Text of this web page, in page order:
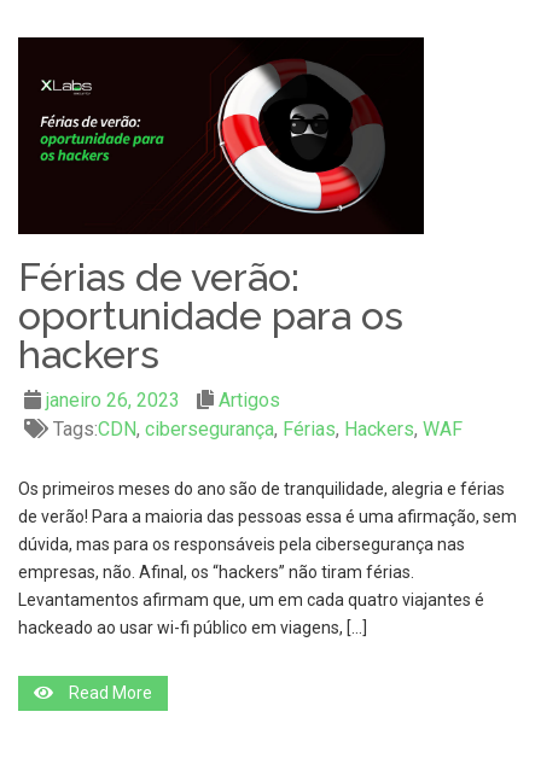
Férias de verão:
oportunidade para os
hackers
janeiro 26, 2023
Artigos
Tags:CDN, cibersegurança, Férias, Hackers, WAF
Os primeiros meses do ano são de tranquilidade, alegria e férias
de verão! Para a maioria das pessoas essa é uma afirmação, sem
dúvida, mas para os responsáveis pela cibersegurança nas
empresas, não. Afinal, os “hackers” não tiram férias.
Levantamentos afirmam que, um em cada quatro viajantes é
hackeado ao usar wi-fi público em viagens, […]
Read More